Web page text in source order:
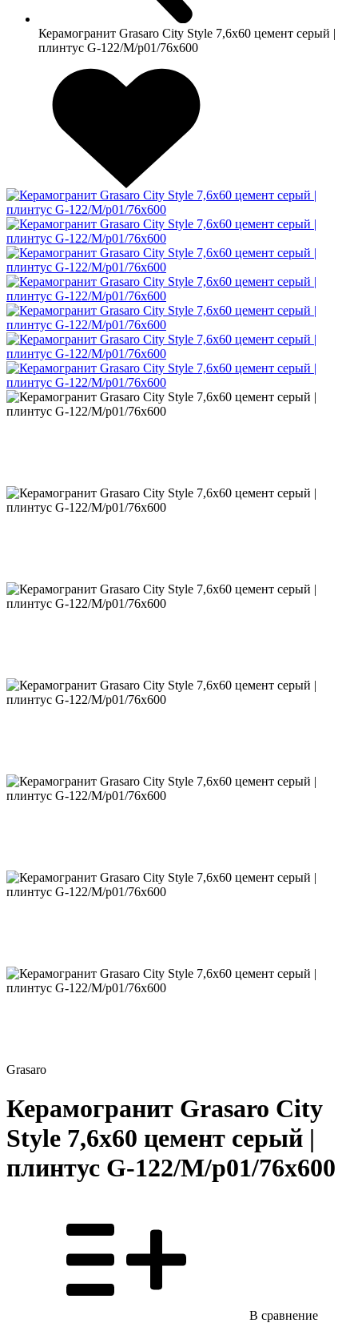
Керамогранит Grasaro City Style 7,6х60 цемент серый |
плинтус G-122/М/p01/76x600
Grasaro
Керамогранит Grasaro City
Style 7,6х60 цемент серый |
плинтус G-122/М/p01/76x600
В сравнение